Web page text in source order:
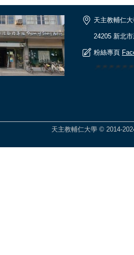
天主教輔仁
24205 新北
粉絲專頁
天主教輔仁大學 © 2014-